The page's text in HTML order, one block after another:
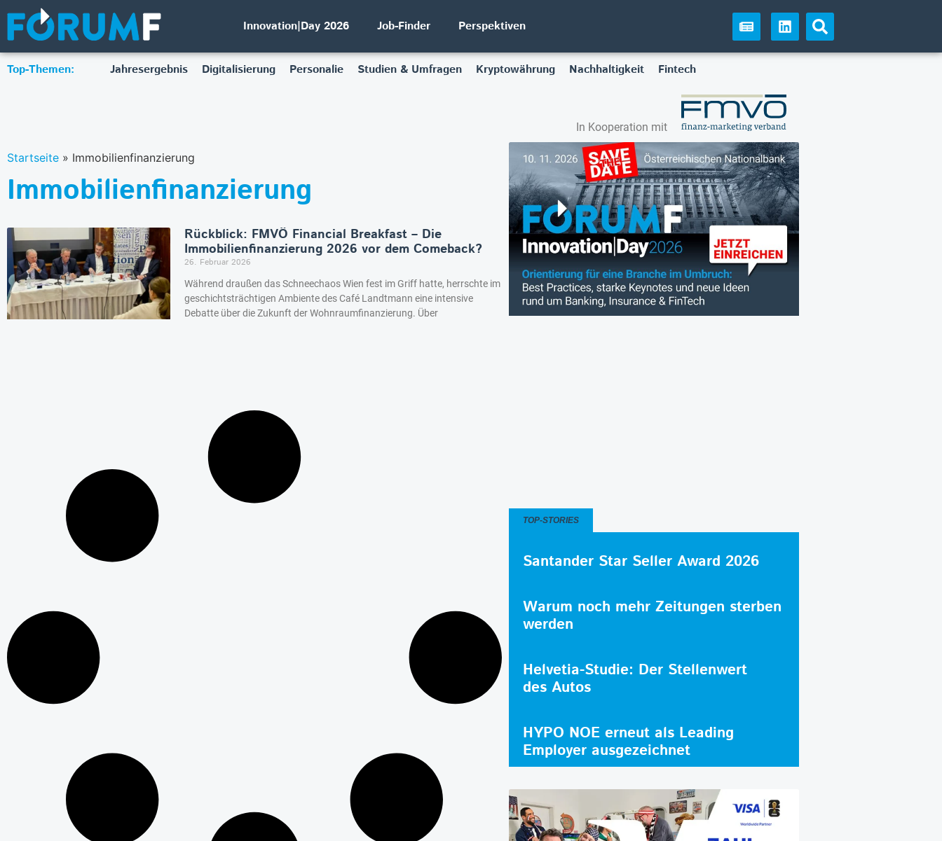
Innovation|Day 2026 Job-Finder Perspektiven
Top-Themen: Jahresergebnis Digitalisierung Personalie Studien & Umfragen Kryptowährung Nachhaltigkeit Fintech
In Kooperation mit
Startseite » Immobilienfinanzierung
Immobilienfinanzierung
Rückblick: FMVÖ Financial Breakfast – Die
Immobilienfinanzierung 2026 vor dem Comeback?
26. Februar 2026
Während draußen das Schneechaos Wien fest im Griff hatte, herrschte im
geschichtsträchtigen Ambiente des Café Landtmann eine intensive
Debatte über die Zukunft der Wohnraumfinanzierung. Über
TOP-STORIES
Santander Star Seller Award 2026
Warum noch mehr Zeitungen sterben
werden
Helvetia-Studie: Der Stellenwert
des Autos
HYPO NOE erneut als Leading
Employer ausgezeichnet